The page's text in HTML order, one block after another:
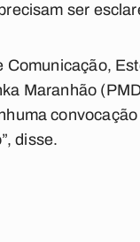
ser
Maranhão
disse.